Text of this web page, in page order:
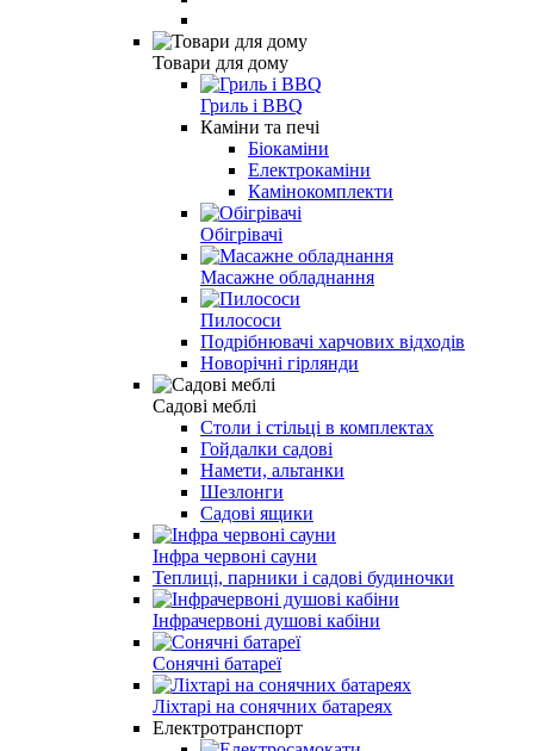
Товари для дому
Гриль і BBQ
Каміни та печі
Біокаміни
Електрокаміни
Камінокомплекти
Обігрівачі
Масажне обладнання
Пилососи
Подрібнювачі харчових відходів
Новорічні гірлянди
Садові меблі
Столи і стільці в комплектах
Гойдалки садові
Намети, альтанки
Шезлонги
Садові ящики
Інфра червоні сауни
Теплиці, парники і садові будиночки
Інфрачервоні душові кабіни
Сонячні батареї
Ліхтарі на сонячних батареях
Електротранспорт